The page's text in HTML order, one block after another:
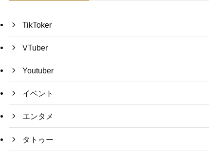
TikToker
VTuber
Youtuber
イベント
エンタメ
タトゥー